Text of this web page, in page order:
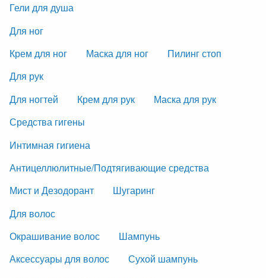
Гели для душа
Для ног
Крем для ног
Маска для ног
Пилинг стоп
Для рук
Для ногтей
Крем для рук
Маска для рук
Средства гигены
Интимная гигиена
Антицеллюлитные/Подтягивающие средства
Мист и Дезодорант
Шугаринг
Для волос
Окрашивание волос
Шампунь
Аксессуары для волос
Сухой шампунь